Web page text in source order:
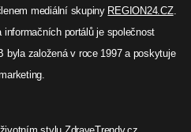
Foto
snímky ze